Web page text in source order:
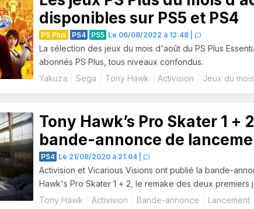
disponibles sur PS5 et PS4
PS Plus PS4 PS5 Le 06/08/2022 à 12:48
La sélection des jeux du mois d'août du PS Plus
abonnés PS Plus, tous niveaux confondus.
Yakuza
Sega Tony Hawk Activision Jeux du mois
Tony Hawk’s Pro Skater 1 +
bande-annonce de
PS4 Le 21/08/2020 à 21:04
Activision et Vicarious Visions ont publié la bande-
Hawk's Pro Skater 1 + 2, le remake des deux premiers
Tony Hawk
Activision Bande-annonce Lancement